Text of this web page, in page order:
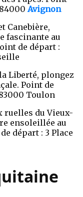
84000Avignon
Canebière,
fascinante au
de départ :
Liberté, plongez
Point de
Toulon
ruelles du Vieux-
ensoleillée au
départ : 3 Place